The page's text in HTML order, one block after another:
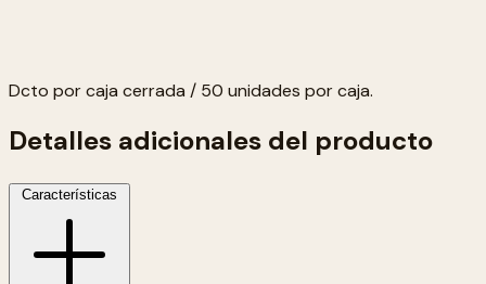
Dcto por caja cerrada / 50 unidades por caja.
Detalles adicionales del producto
Características